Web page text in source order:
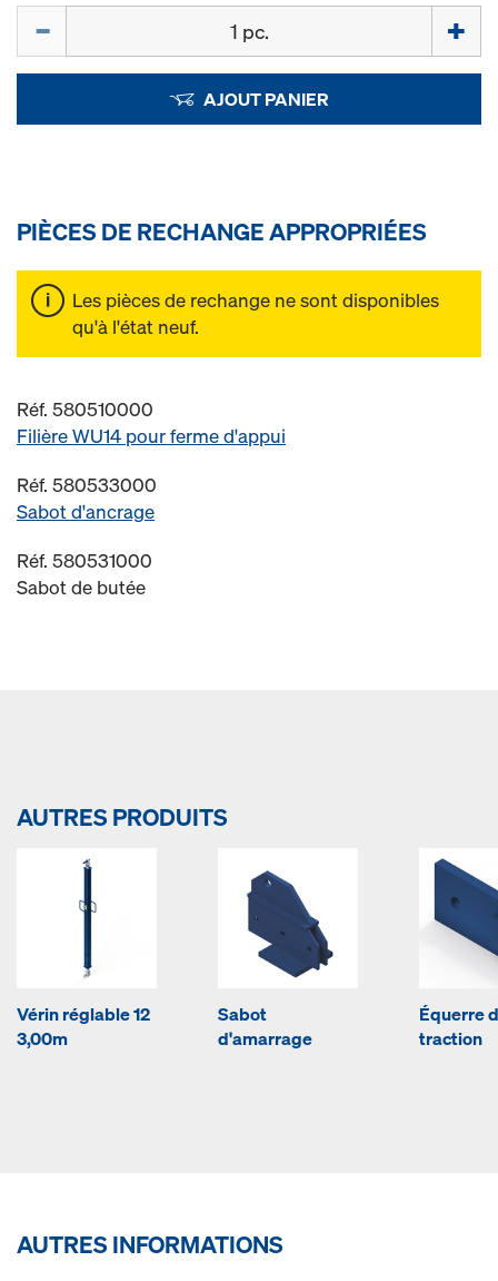
AJOUT PANIER
PIÈCES DE RECHANGE APPROPRIÉES
Les pièces de rechange ne sont disponibles
qu'à l'état neuf.
Réf. 580510000
Filière WU14 pour ferme d'appui
Réf. 580533000
Sabot d'ancrage
Réf. 580531000
Sabot de butée
AUTRES PRODUITS
Vérin réglable 12
3,00m
Sabot
d'amarrage
Équerre
traction
AUTRES INFORMATIONS